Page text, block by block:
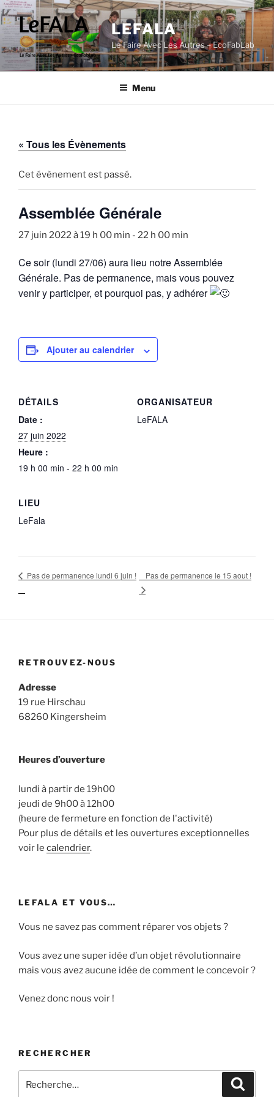
Aller
au
contenu
principal
LEFALA
Le Faire Avec Les Autres – EcoFabLab
Menu
« Tous les Évènements
Cet évènement est passé.
Assemblée Générale
27 juin 2022 à 19 h 00 min - 22 h 00 min
Ce soir (lundi 27/06) aura lieu notre Assemblée
Générale. Pas de permanence, mais vous pouvez
venir y participer, et pourquoi pas, y adhérer
Ajouter au calendrier
DÉTAILS
Date :
27 juin 2022
Heure :
19 h 00 min - 22 h 00 min
ORGANISATEUR
LeFALA
LIEU
LeFala
Pas de permanence lundi 6 juin ! Pas de permanence le 15 aout !
RETROUVEZ-NOUS
Adresse
19 rue Hirschau
68260 Kingersheim
Heures d’ouverture
lundi à partir de 19h00
jeudi de 9h00 à 12h00
(heure de fermeture en fonction de l'activité)
Pour plus de détails et les ouvertures exceptionnelles
voir le calendrier.
LEFALA ET VOUS…
Vous ne savez pas comment réparer vos objets ?
Vous avez une super idée d’un objet révolutionnaire
mais vous avez aucune idée de comment le concevoir ?
Venez donc nous voir !
RECHERCHER
pour